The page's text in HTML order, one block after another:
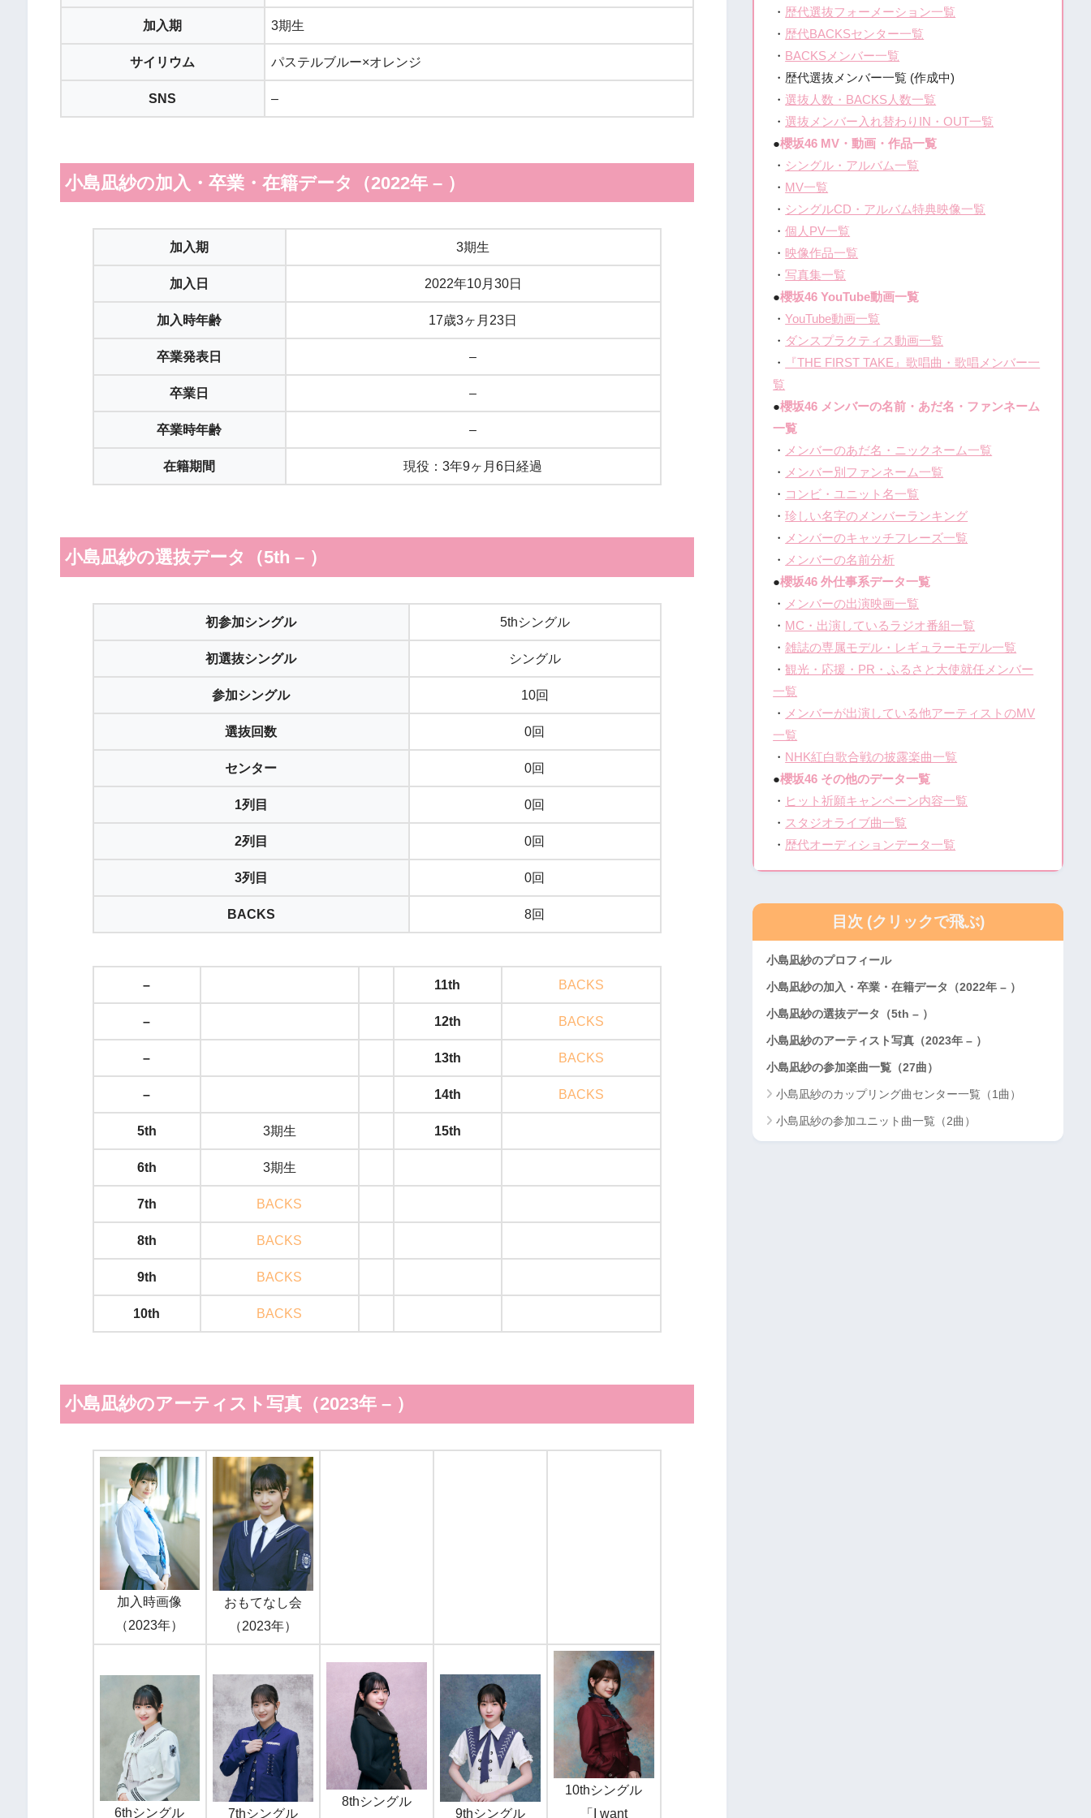
加入期 3期生
サイリウム パステルブルー×オレンジ
SNS –
小島凪紗の加入・卒業・在籍データ（2022年 – ）
加入期 3期生
加入日 2022年10月30日
加入時年齢 17歳3ヶ月23日
卒業発表日 –
卒業日 –
卒業時年齢 –
在籍期間 現役：3年9ヶ月6日経過
小島凪紗の選抜データ（5th – ）
初参加シングル 5thシングル
初選抜シングル シングル
参加シングル 10回
選抜回数 0回
センター 0回
1列目 0回
2列目 0回
3列目 0回
BACKS 8回
– 11th BACKS
– 12th BACKS
– 13th BACKS
– 14th BACKS
5th 3期生 15th
6th 3期生
7th BACKS
8th BACKS
9th BACKS
10th BACKS
小島凪紗のアーティスト写真（2023年 – ）
加入時画像
（2023年）
おもてなし会
（2023年）
6thシングル 7thシングル
8thシングル
9thシングル
10thシングル
「I want
・ 歴代選抜フォーメーション一覧
・ 歴代BACKSセンター一覧
・ BACKSメンバー一覧
・歴代選抜メンバー一覧 (作成中)
・選抜人数・BACKS人数一覧
・選抜メンバー入れ替わりIN・OUT一覧
●櫻坂46 MV・動画・作品一覧
・ シングル・アルバム一覧
・ MV一覧
・ シングルCD・アルバム特典映像一覧
・個人PV一覧
・ 映像作品一覧
・写真集一覧
●櫻坂46 YouTube動画一覧
・YouTube動画一覧
・ ダンスプラクティス動画一覧
・
『THE FIRST TAKE』歌唱曲・歌唱メンバー一
覧
●櫻坂46 メンバーの名前・あだ名・ファンネーム
一覧
・ メンバーのあだ名・ニックネーム一覧
・ メンバー別ファンネーム一覧
・ コンビ・ユニット名一覧
・珍しい名字のメンバーランキング
・ メンバーのキャッチフレーズ一覧
・ メンバーの名前分析
●櫻坂46 外仕事系データ一覧
・ メンバーの出演映画一覧
・ MC・出演しているラジオ番組一覧
・雑誌の専属モデル・レギュラーモデル一覧
・観光・応援・PR・ふるさと大使就任メンバー
一覧
・ メンバーが出演している他アーティストのMV
一覧
・ NHK紅白歌合戦の披露楽曲一覧
●櫻坂46 その他のデータ一覧
・ ヒット祈願キャンペーン内容一覧
・ スタジオライブ曲一覧
・ 歴代オーディションデータ一覧
目次 (クリックで飛ぶ)
小島凪紗のプロフィール
小島凪紗の加入・卒業・在籍データ（2022年 – ）
小島凪紗の選抜データ（5th – ）
小島凪紗のアーティスト写真（2023年 – ）
小島凪紗の参加楽曲一覧（27曲）
小島凪紗のカップリング曲センター一覧（1曲）
小島凪紗の参加ユニット曲一覧（2曲）